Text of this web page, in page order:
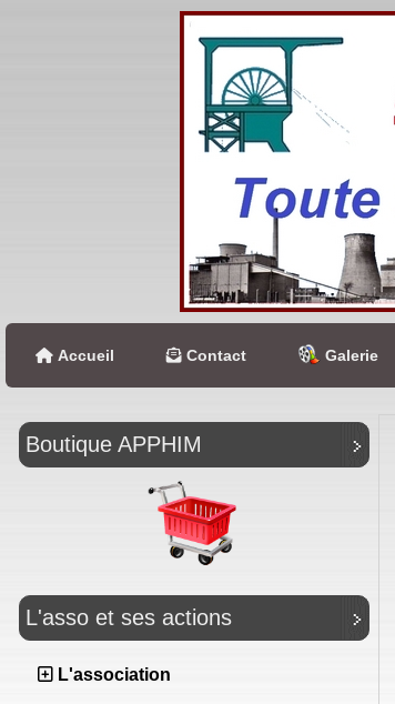
Accueil Contact Galerie
Boutique APPHIM
L'asso et ses actions
L'association